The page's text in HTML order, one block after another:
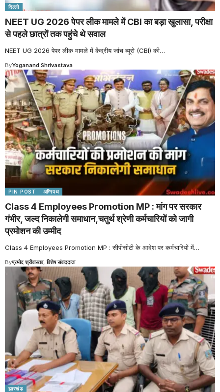
दिल्ली
NEET UG 2026 पेपर लीक मामले में CBI का बड़ा खुलासा, परीक्षा
से पहले छात्रों तक पहुंचे थे सवाल
NEET UG 2026 पेपर लीक मामले में केंद्रीय जांच ब्यूरो (CBI) की…
ByYoganand Shrivastava
PIN POST अग्निपथ
Class 4 Employees Promotion MP : मांग पर सरकार
गंभीर, जल्द निकालेगी समाधान,चतुर्थ श्रेणी कर्मचारियों को जागी
प्रमोशन की उम्मीद
Class 4 Employees Promotion MP : सीपीसीटी के आदेश पर कर्मचारियों में…
Byप्रमोद श्रीवास्तव, विशेष संवाददाता
झारखंड